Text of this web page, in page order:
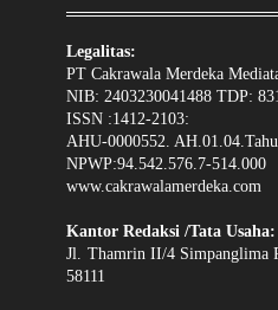
Legalitas:
PT Cakrawala Merdeka
NIB: 2403230041488 TDP:
ISSN :1412-2103:
AHU-0000552.
NPWP:94.542.576.7-514.000
www.cakrawalamerdeka.com
Kantor Redaksi /Tata Usaha:
Jl. Thamrin II/4 Simpanglima
58111